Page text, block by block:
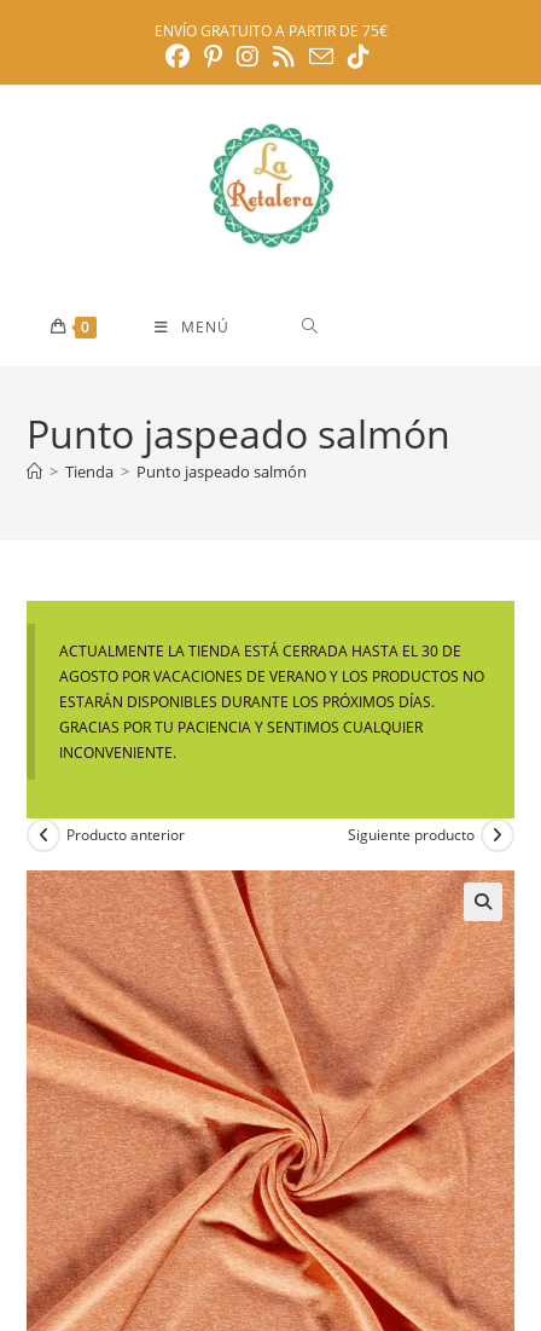
ENVÍO GRATUITO A PARTIR DE 75€
0 MENÚ
Punto jaspeado salmón
> Tienda > Punto jaspeado salmón
ACTUALMENTE LA TIENDA ESTÁ CERRADA HASTA EL 30 DE
AGOSTO POR VACACIONES DE VERANO Y LOS PRODUCTOS NO
ESTARÁN DISPONIBLES DURANTE LOS PRÓXIMOS DÍAS.
GRACIAS POR TU PACIENCIA Y SENTIMOS CUALQUIER
INCONVENIENTE.
Producto anterior Siguiente producto
🔍